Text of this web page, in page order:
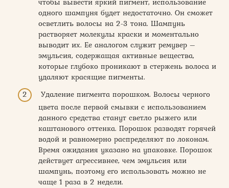
одного шампуня будет недостаточно. Он сможет
осветлить волосы на 2-3 тона. Шампунь
растворяет молекулы краски и моментально
выводит их. Ее аналогом служит ремувер –
эмульсия, содержащая активные вещества,
которые глубоко проникают в стержень волоса и
удаляют красящие пигменты.
Удаление пигмента порошком. Волосы черного
цвета после первой смывки с использованием
данного средства станут светло рыжего или
каштанового оттенка. Порошок разводят горячей
водой и равномерно распределяют по локонам.
Время ожидания указано на упаковке. Порошок
действует агрессивнее, чем эмульсия или
шампунь, поэтому его использовать можно не
чаще 1 раза в 2 недели.